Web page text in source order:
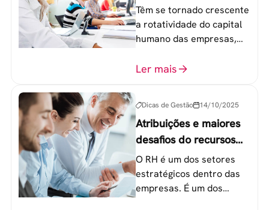
geração Y nas
empresas?
Têm se tornado crescente
a rotatividade do capital
humano das empresas,
colaboradores na faixa de
Ler mais
Dicas de Gestão 14/10/2025
Atribuições e maiores
desafios do recursos
humanos em uma
empresa
O RH é um dos setores
estratégicos dentro das
empresas. É um dos